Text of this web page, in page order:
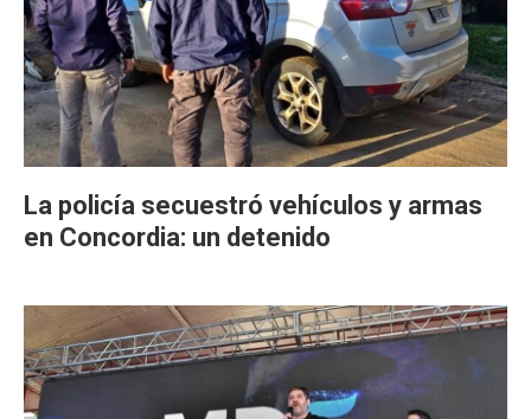
La policía secuestró vehículos y armas
en Concordia: un detenido